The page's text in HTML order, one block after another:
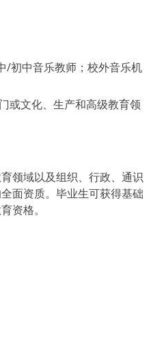
/初中音乐教师；校外音乐机
或文化、生产和高级教育领
领域以及组织、行政、通识
面资质。毕业生可获得基础
资格。